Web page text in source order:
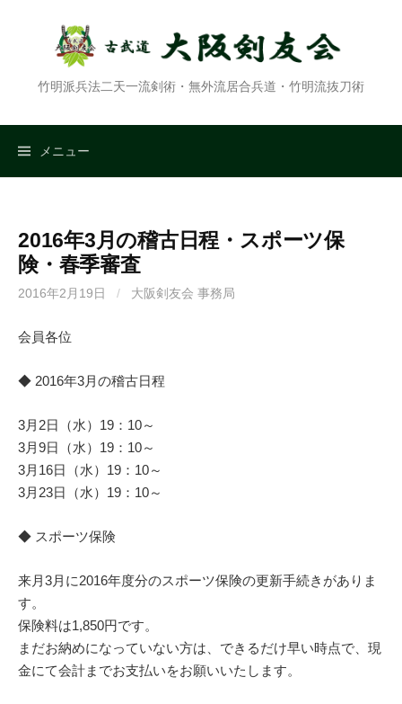
へ
竹明派兵法二天一流剣術・無外流居合兵道・竹明流抜刀術
メニュー
2016年3月の稽古日程・スポーツ保
険・春季審査
2016年2月19日 / 大阪剣友会 事務局
会員各位
◆ 2016年3月の稽古日程
3月2日（水）19：10～
3月9日（水）19：10～
3月16日（水）19：10～
3月23日（水）19：10～
◆ スポーツ保険
来月3月に2016年度分のスポーツ保険の更新手続きがありま
す。
保険料は1,850円です。
まだお納めになっていない方は、できるだけ早い時点で、現
金にて会計までお支払いをお願いいたします。